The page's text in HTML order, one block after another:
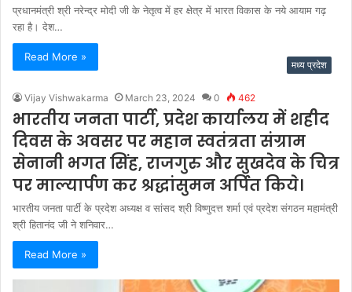
प्रधानमंत्री श्री नरेन्द्र मोदी जी के नेतृत्व में हर क्षेत्र में भारत विकास के नये आयाम गढ़
रहा है। देश…
Read More »
मध्य प्रदेश
Vijay Vishwakarma March 23, 2024 0 462
भारतीय जनता पार्टी, प्रदेश कार्यालय में शहीद
दिवस के अवसर पर महान स्वतंत्रता संग्राम
सेनानी भगत सिंह, राजगुरु और सुखदेव के चित्र
पर माल्यार्पण कर श्रद्धांसुमन अर्पित किये।
भारतीय जनता पार्टी के प्रदेश अध्यक्ष व सांसद श्री विष्णुदत्त शर्मा एवं प्रदेश संगठन महामंत्री
श्री हितानंद जी ने शनिवार…
Read More »